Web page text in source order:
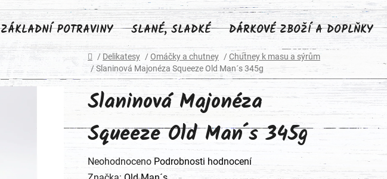
KOŠÍK
ZÁKLADNÍ POTRAVINY SLANÉ, SLADKÉ DÁRKOVÉ ZBOŽÍ A DOPLŇKY
Domů
/ Delikatesy / Omáčky a chutney /Chutney k masu a sýrům
/Slaninová Majonéza Squeeze Old Man´s 345g
Slaninová Majonéza
Squeeze Old Man´s 345g
Průměrné
hodnocení
Neohodnoceno Podrobnosti hodnocení